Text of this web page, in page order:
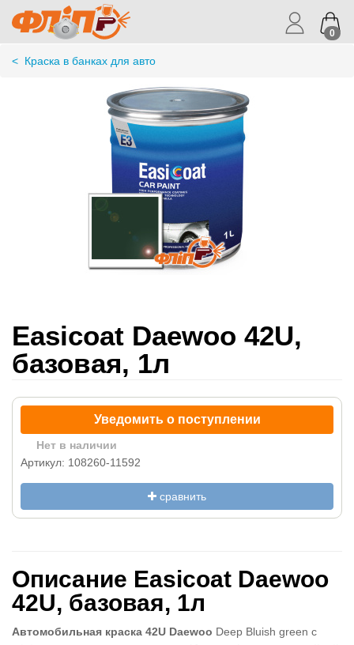
0
< Краска в банках для авто
Easicoat Daewoo 42U,
базовая, 1л
Уведомить о поступлении
Нет в наличии
Артикул: 108260-11592
сравнить
Описание Easicoat Daewoo
42U, базовая, 1л
Автомобильная краска 42U Daewoo Deep Bluish green с